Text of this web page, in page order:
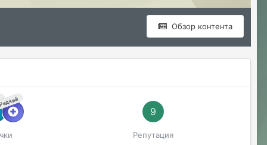
Обзор контента
9
Репутация